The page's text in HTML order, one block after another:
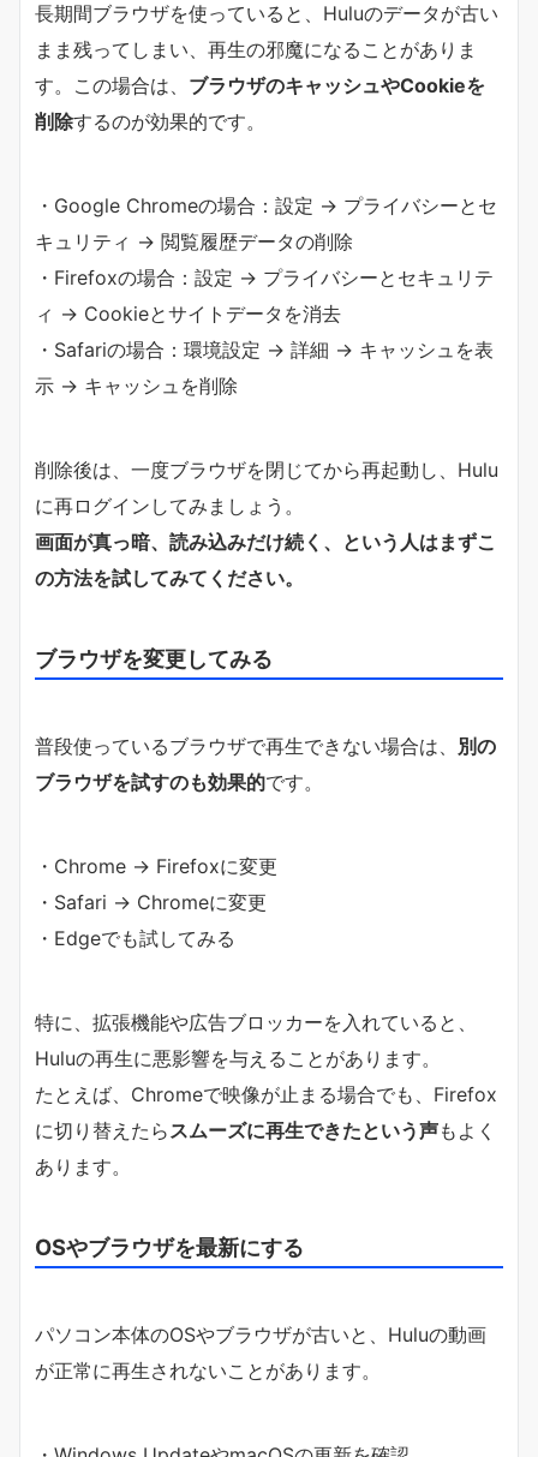
長期間ブラウザを使っていると、Huluのデータが古い
まま残ってしまい、再生の邪魔になることがありま
す。この場合は、 ブラウザのキャッシュやCookieを
削除するのが効果的です。
・Google Chromeの場合：設定 → プライバシーとセ
キュリティ → 閲覧履歴データの削除
・Firefoxの場合：設定 → プライバシーとセキュリテ
ィ → Cookieとサイトデータを消去
・Safariの場合：環境設定 → 詳細 → キャッシュを表
示 → キャッシュを削除
削除後は、一度ブラウザを閉じてから再起動し、Hulu
に再ログインしてみましょう。
画面が真っ暗、読み込みだけ続く、という人はまずこ
の方法を試してみてください。
ブラウザを変更してみる
普段使っているブラウザで再生できない場合は、 別の
ブラウザを試すのも効果的です。
・Chrome → Firefoxに変更
・Safari → Chromeに変更
・Edgeでも試してみる
特に、拡張機能や広告ブロッカーを入れていると、
Huluの再生に悪影響を与えることがあります。
たとえば、Chromeで映像が止まる場合でも、Firefox
に切り替えたらスムーズに再生できたという声もよく
あります。
OSやブラウザを最新にする
パソコン本体のOSやブラウザが古いと、Huluの動画
が正常に再生されないことがあります。